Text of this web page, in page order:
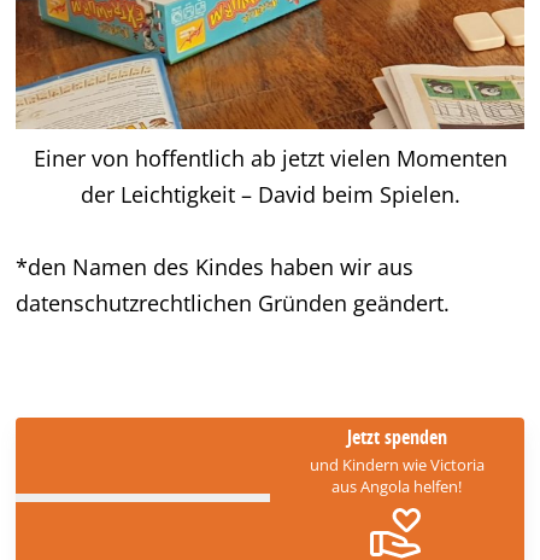
Einer von hoffentlich ab jetzt vielen Momenten
der Leichtigkeit – David beim Spielen.
*den Namen des Kindes haben wir aus
datenschutzrechtlichen Gründen geändert.
Jetzt spenden
und Kindern wie Victoria
aus Angola helfen!